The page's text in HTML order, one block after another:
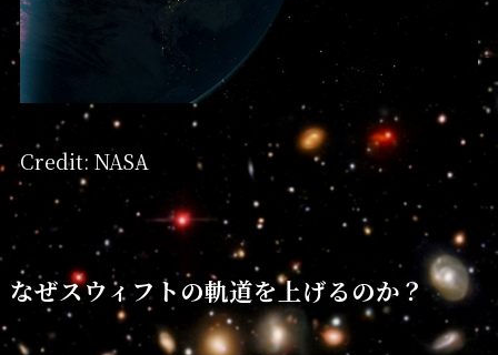
Credit: NASA
なぜスウィフトの軌道を上げるのか？